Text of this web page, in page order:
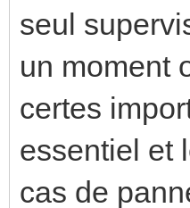
seul
un moment
certes
essentiel et
cas de